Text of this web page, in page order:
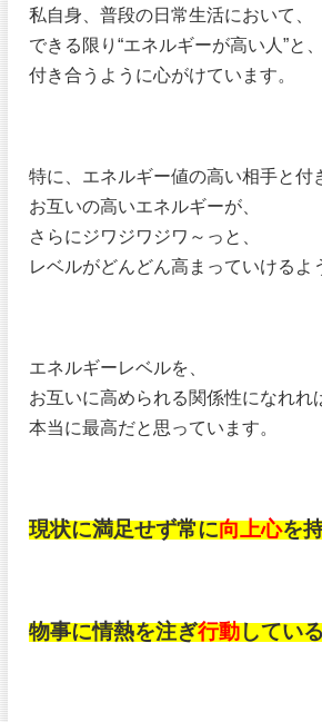
私自身、普段の日常生活において、
できる限り“エネルギーが高い人”と、
付き合うように心がけています。
特に、エネルギー値の高い相手と付
お互いの高いエネルギーが、
さらにジワジワジワ～っと、
レベルがどんどん高まっていけるよ
エネルギーレベルを、
お互いに高められる関係性になれれ
本当に最高だと思っています。
現状に満足せず常に向上心を
物事に情熱を注ぎ行動してい